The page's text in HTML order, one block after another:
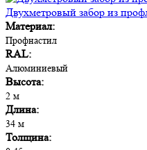
Двухметровый забор из
Материал:
Профнастил
RAL:
Алюминиевый
Высота:
2 м
Длина:
34 м
Толщина: